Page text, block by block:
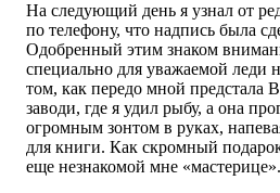
На следующий день я узнал от
по телефону, что надпись была
Одобренный этим знаком
специально для уважаемой леди
том, как передо мной предстала
заводи, где я удил рыбу, а она
огромным зонтом в руках,
для книги. Как скромный
еще незнакомой мне «мастерице».